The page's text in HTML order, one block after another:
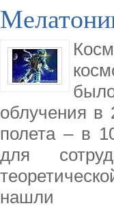
облучения
полета – в
для
нашли